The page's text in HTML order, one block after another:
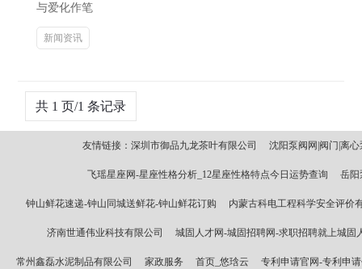
与爱化作笔
新闻资讯
共 1 页/1 条记录
友情链接： 深圳市御品九龙茶叶有限公司 沈阳泵阀网|阀门|离
飞瑶星座网-星座性格分析_12星座性格特点今日运势查询 岳阳
钟山鲜花速递-钟山同城送鲜花-钟山鲜花订购 内蒙古科电工程科学安全评价
济南世通伟业科技有限公司 城固人才网-城固招聘网-求职招聘就上城固
常州鑫磊水泥制品有限公司 家政服务 首页_悠琀云 专利申请官网-专利申